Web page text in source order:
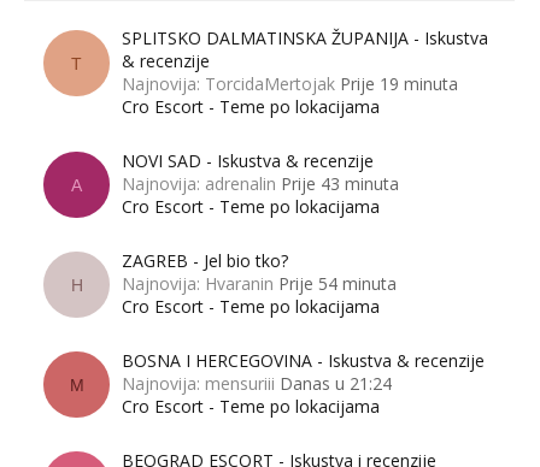
T
SPLITSKO DALMATINSKA ŽUPANIJA - Iskustva
& recenzije
Najnovija: TorcidaMertojak Prije 19 minuta
Cro Escort - Teme po lokacijama
A
NOVI SAD - Iskustva & recenzije
Najnovija: adrenalin Prije 43 minuta
Cro Escort - Teme po lokacijama
H
ZAGREB - Jel bio tko?
Najnovija: Hvaranin Prije 54 minuta
Cro Escort - Teme po lokacijama
M
BOSNA I HERCEGOVINA - Iskustva & recenzije
Najnovija: mensuriii Danas u 21:24
Cro Escort - Teme po lokacijama
BEOGRAD ESCORT - Iskustva i recenzije